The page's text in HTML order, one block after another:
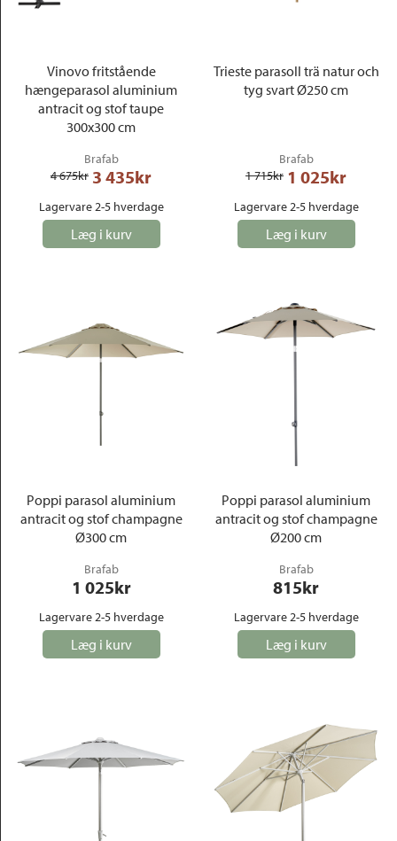
Vinovo fritstående
hængeparasol aluminium
antracit og stof taupe
300x300 cm
Brafab
4 675kr 3 435kr
Lagervare 2-5 hverdage
Læg i kurv
Trieste parasoll trä natur och
tyg svart Ø250 cm
Brafab
1 715kr 1 025kr
Lagervare 2-5 hverdage
Læg i kurv
Poppi parasol aluminium
antracit og stof champagne
Ø300 cm
Brafab
1 025kr
Lagervare 2-5 hverdage
Læg i kurv
Poppi parasol aluminium
antracit og stof champagne
Ø200 cm
Brafab
815kr
Lagervare 2-5 hverdage
Læg i kurv